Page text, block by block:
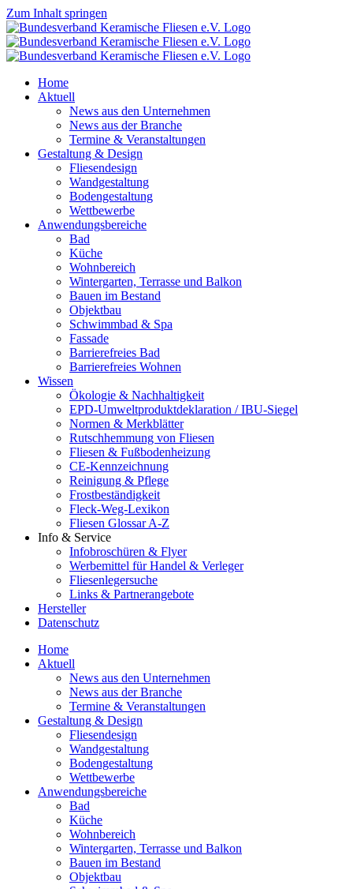
Zum Inhalt springen
Home
Aktuell
News aus den Unternehmen
News aus der Branche
Termine & Veranstaltungen
Gestaltung & Design
Fliesendesign
Wandgestaltung
Bodengestaltung
Wettbewerbe
Anwendungsbereiche
Bad
Küche
Wohnbereich
Wintergarten, Terrasse und Balkon
Bauen im Bestand
Objektbau
Schwimmbad & Spa
Fassade
Barrierefreies Bad
Barrierefreies Wohnen
Wissen
Ökologie & Nachhaltigkeit
EPD-Umweltproduktdeklaration / IBU-Siegel
Normen & Merkblätter
Rutschhemmung von Fliesen
Fliesen & Fußbodenheizung
CE-Kennzeichnung
Reinigung & Pflege
Frostbeständigkeit
Fleck-Weg-Lexikon
Fliesen Glossar A-Z
Info & Service
Infobroschüren & Flyer
Werbemittel für Handel & Verleger
Fliesenlegersuche
Links & Partnerangebote
Hersteller
Datenschutz
Home
Aktuell
News aus den Unternehmen
News aus der Branche
Termine & Veranstaltungen
Gestaltung & Design
Fliesendesign
Wandgestaltung
Bodengestaltung
Wettbewerbe
Anwendungsbereiche
Bad
Küche
Wohnbereich
Wintergarten, Terrasse und Balkon
Bauen im Bestand
Objektbau